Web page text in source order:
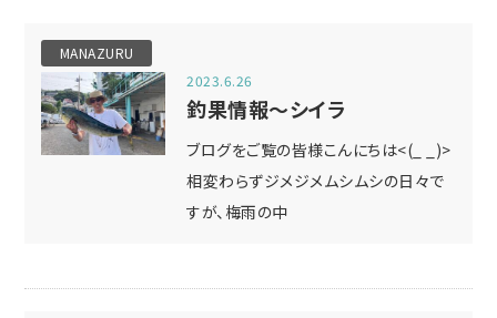
MANAZURU
2023.6.26
釣果情報～シイラ
ブログをご覧の皆様こんにちは<(_ _)>
相変わらずジメジメムシムシの日々で
すが、梅雨の中